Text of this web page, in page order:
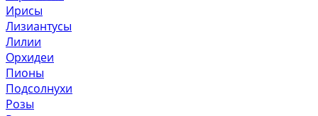
Ирисы
Лизиантусы
Лилии
Орхидеи
Пионы
Подсолнухи
Розы